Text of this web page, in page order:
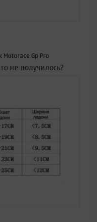
Gp Pro
не получилось?